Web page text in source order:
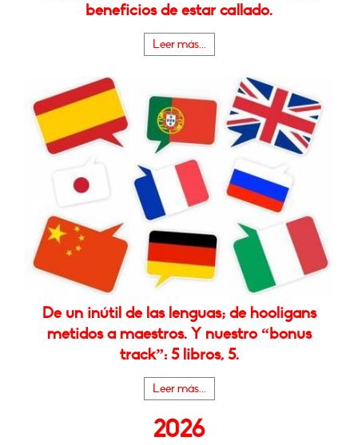
beneficios de estar callado.
Leer más...
De un inútil de las lenguas; de hooligans
metidos a maestros. Y nuestro “bonus
track”: 5 libros, 5.
Leer más...
2026